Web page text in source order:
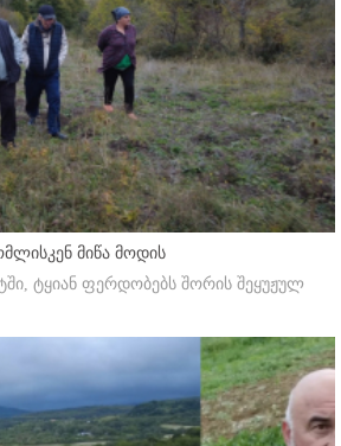
მიწა მოდის
ტყიან ფერდობებს შორის შეყუჟულ